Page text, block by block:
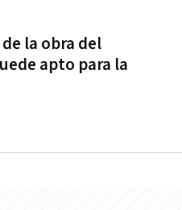
la obra del
apto para la